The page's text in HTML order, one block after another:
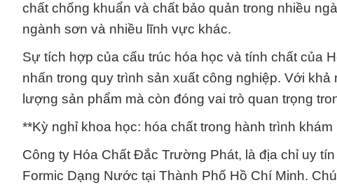
chất chống khuẩn và chất bảo quản trong nhiều
ngành sơn và nhiều lĩnh vực khác.
Sự tích hợp của cấu trúc hóa học và tính chất của
nhấn trong quy trình sản xuất công nghiệp. Với
lượng sản phẩm mà còn đóng vai trò quan trọng
**Kỳ nghỉ khoa học: hóa chất trong hành trình
Công ty Hóa Chất Đắc Trường Phát, là địa chỉ uy
Formic Dạng Nước tại Thành Phố Hồ Chí Minh.